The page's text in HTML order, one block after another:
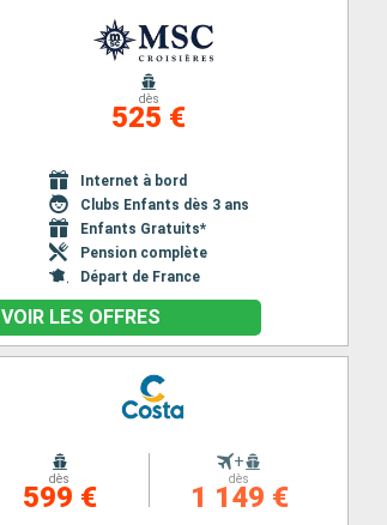
dès
525 €
Internet à bord
Clubs Enfants dès 3 ans
Enfants Gratuits*
Pension complète
Départ de France
VOIR LES OFFRES
dès
599 €
+
dès
1 149 €